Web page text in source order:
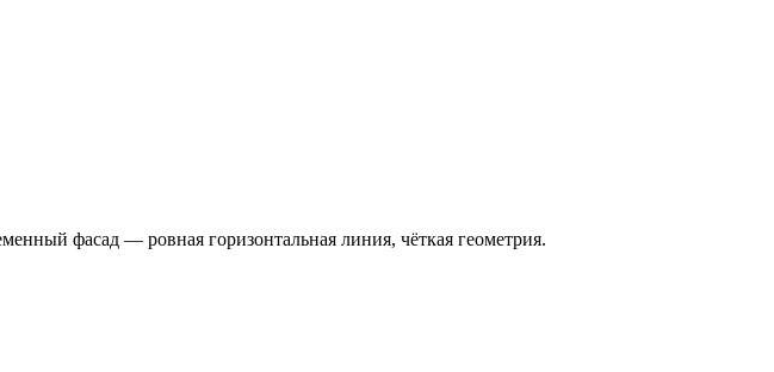
фасад — ровная горизонтальная линия, чёткая геометрия.